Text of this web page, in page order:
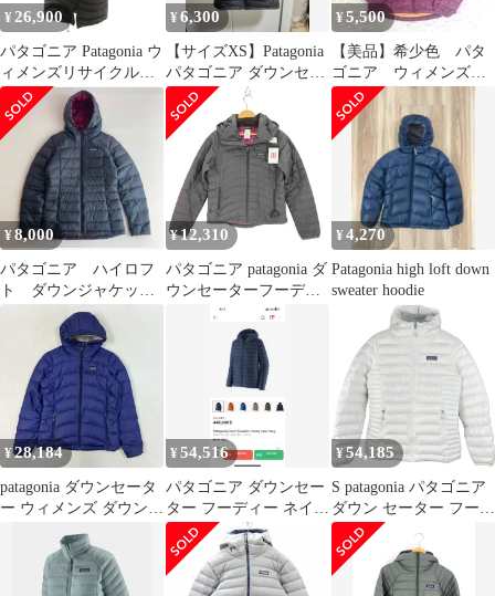
¥ 26,900
パタゴニア Patagonia ウ
ィメンズリサイクルダ
ウンセーターパーカ ダ
ウンコート アウター S
黒 ブラック 28460F4
/YT ■GY53
¥6,300
【サイズXS】Patagonia
パタゴニア ダウンセー
ターフーディ ブラッ
ク
¥5,500
【美品】希少色 パタ
ゴニア ウィメンズ
ダウンセーターフーデ
ィ XS 赤系
¥8,000
パタゴニア ハイロフ
ト ダウンジャケッ
ト フーディ XS グ
レー ドローコード
¥12,310
パタゴニア patagonia ダ
ウンセーターフーディ
レディース JPN：S
¥4,270
Patagonia high loft down
sweater hoodie
¥28,184
patagonia ダウンセータ
ー ウィメンズ ダウン
ジャケット S
¥54,516
パタゴニア ダウンセー
ター フーディー ネイビ
ー
¥54,185
S patagonia パタゴニア
ダウン セーター フーデ
ィ 軽量 ダウン